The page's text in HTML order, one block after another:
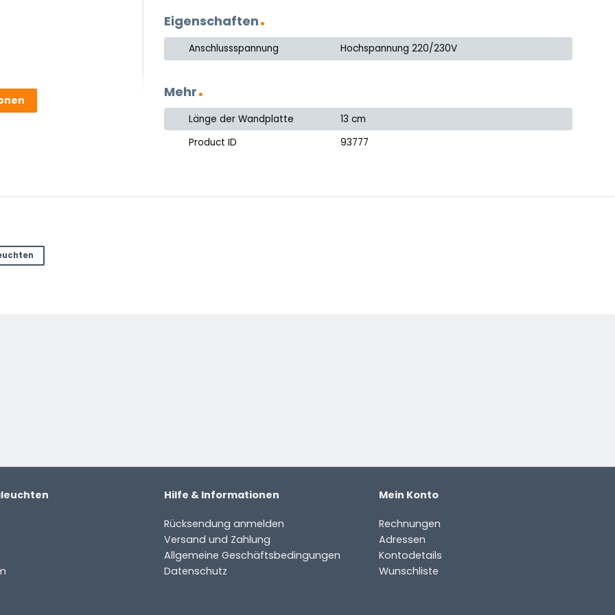
Eigenschaften
Anschlussspannung Hochspannung 220/230V
Mehr
Länge der Wandplatte
13 cm
Product ID
93777
Hilfe & Informationen
Rücksendung anmelden
Versand und Zahlung
Allgemeine Geschäftsbedingungen
Datenschutz
Mein Konto
Rechnungen
Adressen
Kontodetails
Wunschliste